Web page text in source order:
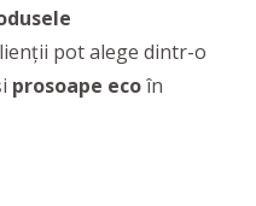
pot alege dintr-o
prosoape ecoîn